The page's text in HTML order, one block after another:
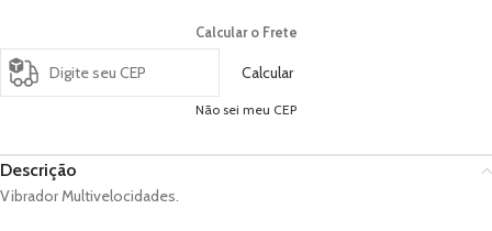
Calcular o Frete
Calcular
Não sei meu CEP
Descrição
Vibrador Multivelocidades.